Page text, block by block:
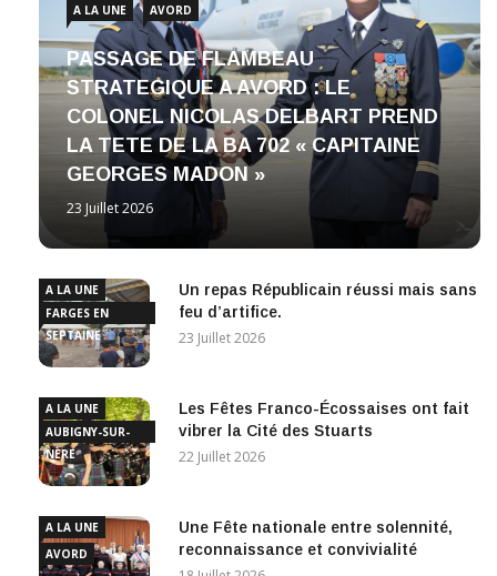
A LA UNE AVORD
PASSAGE DE FLAMBEAU
STRATEGIQUE A AVORD : LE
COLONEL NICOLAS DELBART PREND
LA TETE DE LA BA 702 « CAPITAINE
GEORGES MADON »
23 Juillet 2026
A LA UNE
FARGES EN
SEPTAINE
Un repas Républicain réussi mais sans
feu d’artifice.
23 Juillet 2026
A LA UNE
AUBIGNY-SUR-
NÈRE
Les Fêtes Franco-Écossaises ont fait
vibrer la Cité des Stuarts
22 Juillet 2026
A LA UNE
AVORD
Une Fête nationale entre solennité,
reconnaissance et convivialité